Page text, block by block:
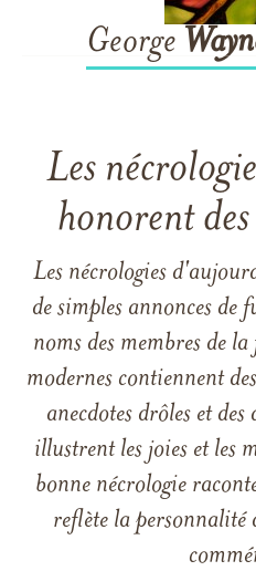
George
Les
honorent
Les nécrologies
de simples annonces de
noms des membres de
modernes contiennent
anecdotes drôles et
illustrent les joies et les
bonne nécrologie
reflète la personnalité